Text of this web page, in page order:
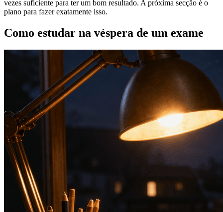
vezes suficiente para ter um bom resultado. A próxima secção é o
plano para fazer exatamente isso.
Como estudar na véspera de um exame